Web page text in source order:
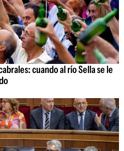
cuando al río Sella se le